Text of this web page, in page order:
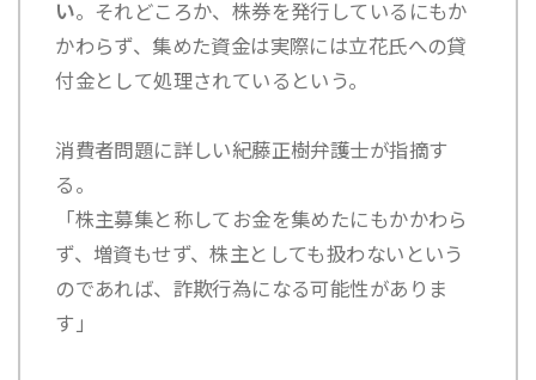
い。それどころか、株券を発行しているにもか
かわらず、集めた資金は実際には立花氏への貸
付金として処理されているという。
消費者問題に詳しい紀藤正樹弁護士が指摘す
る。
「株主募集と称してお金を集めたにもかかわら
ず、増資もせず、株主としても扱わないという
のであれば、詐欺行為になる可能性がありま
す」